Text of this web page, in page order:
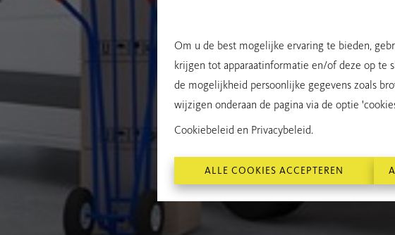
Om u de best mogelijke ervaring te bieden,
krijgen tot apparaatinformatie en/of deze op te
de mogelijkheid persoonlijke gegevens zoals
wijzigen onderaan de pagina via de optie
Cookiebeleid en Privacybeleid.
ALLE COOKIES ACCEPTEREN